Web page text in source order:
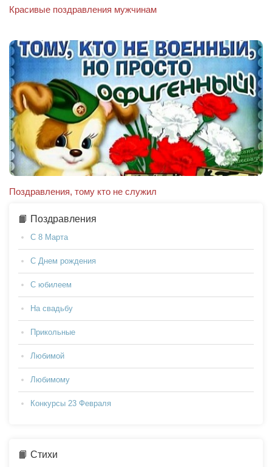
Красивые поздравления мужчинам
Поздравления, тому кто не служил
📙 Поздравления
С 8 Марта
С Днем рождения
С юбилеем
На свадьбу
Прикольные
Любимой
Любимому
Конкурсы 23 Февраля
📙 Стихи